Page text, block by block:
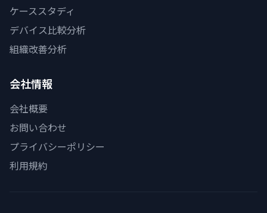
ケーススタディ
デバイス比較分析
組織改善分析
会社情報
会社概要
お問い合わせ
プライバシーポリシー
利用規約